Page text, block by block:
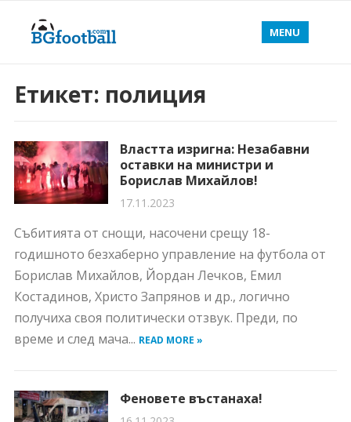
MENU
Етикет: полиция
Властта изригна: Незабавни
оставки на министри и
Борислав Михайлов!
17.11.2023
Събитията от снощи, насочени срещу 18-
годишното безхаберно управление на футбола от
Борислав Михайлов, Йордан Лечков, Емил
Костадинов, Христо Запрянов и др., логично
получиха своя политически отзвук. Преди, по
време и след мача... READ MORE »
Феновете въстанаха!